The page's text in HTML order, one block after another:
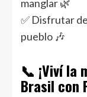
manglar 🌿
✅ Disfrutar
pueblo 🎶
📞 ¡Viví la
Brasil con